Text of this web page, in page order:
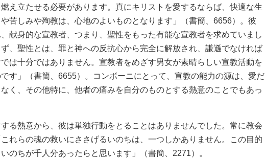
え立たせる必要があります。真にキリストを愛するならば、快適な生
苦しみや殉教は、心地のよいものとなります」（書簡、6656）。彼
献身的な宣教者、つまり、聖性をもった有能な宣教者を求めていまし
、聖性とは、罪と神への反抗心から完全に解放され、謙遜でなければ
は十分ではありません。宣教者をめざす男女が素晴らしい宣教活動を
す」（書簡、6655）。コンボーニにとって、宣教の能力の源は、愛だ
く、その他特に、他者の痛みを自分のものとする熱意のことでもあっ
る熱意から、彼は単独行動をとることはありませんでした。常に教会
れらの魂の救いにささげるいのちは、一つしかありません。この目的
のちが千人分あったらと思います」（書簡、2271）。